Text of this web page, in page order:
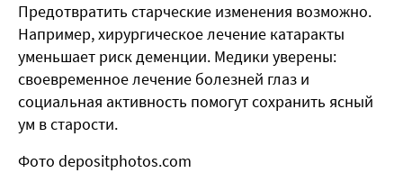
Предотвратить старческие изменения возможно.
Например, хирургическое лечение катаракты
уменьшает риск деменции. Медики уверены:
своевременное лечение болезней глаз и
социальная активность помогут сохранить ясный
ум в старости.
Фото depositphotos.com